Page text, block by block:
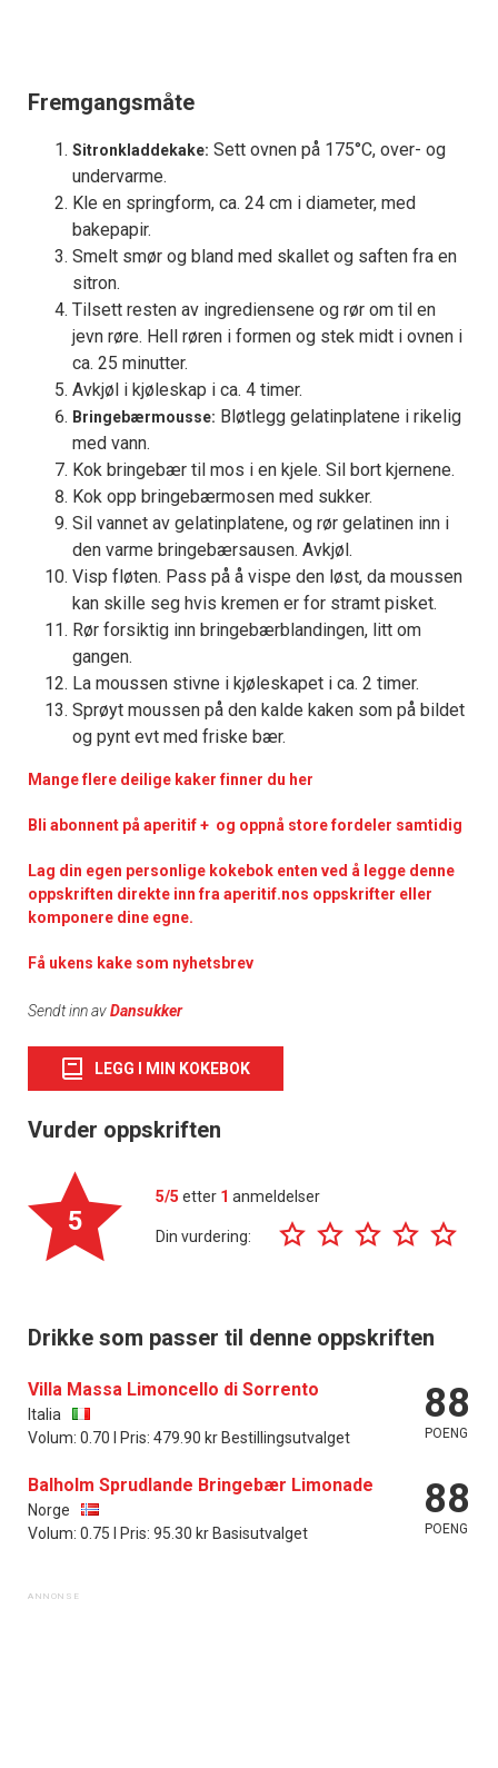
Fremgangsmåte
Sitronkladdekake: Sett ovnen på 175°C, over- og
undervarme.
Kle en springform, ca. 24 cm i diameter, med
bakepapir.
Smelt smør og bland med skallet og saften fra en
sitron.
Tilsett resten av ingrediensene og rør om til en
jevn røre. Hell røren i formen og stek midt i ovnen i
ca. 25 minutter.
Avkjøl i kjøleskap i ca. 4 timer.
Bringebærmousse: Bløtlegg gelatinplatene i rikelig
med vann.
Kok bringebær til mos i en kjele. Sil bort kjernene.
Kok opp bringebærmosen med sukker.
Sil vannet av gelatinplatene, og rør gelatinen inn i
den varme bringebærsausen. Avkjøl.
Visp fløten. Pass på å vispe den løst, da moussen
kan skille seg hvis kremen er for stramt pisket.
Rør forsiktig inn bringebærblandingen, litt om
gangen.
La moussen stivne i kjøleskapet i ca. 2 timer.
Sprøyt moussen på den kalde kaken som på bildet
og pynt evt med friske bær.
Mange flere deilige kaker finner du her
Bli abonnent på aperitif + og oppnå store fordeler samtidig
Lag din egen personlige kokebok enten ved å legge denne
oppskriften direkte inn fra aperitif.nos oppskrifter eller
komponere dine egne.
Få ukens kake som nyhetsbrev
Sendt inn avDansukker
LEGG I MIN KOKEBOK
Vurder oppskriften
5
5/5 etter 1 anmeldelser
Din vurdering:
Drikke som passer til denne oppskriften
Villa Massa Limoncello di Sorrento
Italia
Volum: 0.70 l Pris: 479.90 kr Bestillingsutvalget
88
POENG
Balholm Sprudlande Bringebær Limonade
Norge
Volum: 0.75 l Pris: 95.30 kr Basisutvalget
88
POENG